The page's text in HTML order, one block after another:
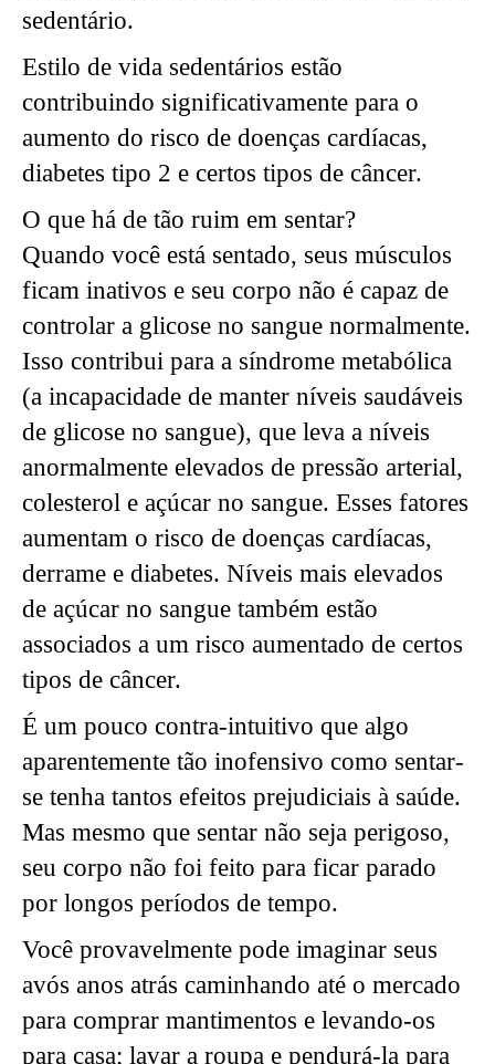
sedentário.
Estilo de vida sedentários estão
contribuindo significativamente para o
aumento do risco de doenças cardíacas,
diabetes tipo 2 e certos tipos de câncer.
O que há de tão ruim em sentar?
Quando você está sentado, seus músculos
ficam inativos e seu corpo não é capaz de
controlar a glicose no sangue normalmente.
Isso contribui para a síndrome metabólica
(a incapacidade de manter níveis saudáveis ​​
de glicose no sangue), que leva a níveis
anormalmente elevados de pressão arterial,
colesterol e açúcar no sangue. Esses fatores
aumentam o risco de doenças cardíacas,
derrame e diabetes. Níveis mais elevados
de açúcar no sangue também estão
associados a um risco aumentado de certos
tipos de câncer.
É um pouco contra-intuitivo que algo
aparentemente tão inofensivo como sentar-
se tenha tantos efeitos prejudiciais à saúde.
Mas mesmo que sentar não seja perigoso,
seu corpo não foi feito para ficar parado
por longos períodos de tempo.
Você provavelmente pode imaginar seus
avós anos atrás caminhando até o mercado
para comprar mantimentos e levando-os
para casa; lavar a roupa e pendurá-la para